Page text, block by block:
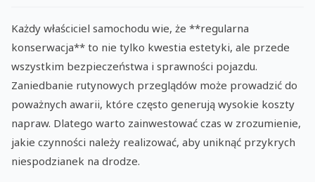
Każdy właściciel samochodu wie, że **regularna
konserwacja** to nie tylko kwestia estetyki, ale przede
wszystkim bezpieczeństwa i sprawności pojazdu.
Zaniedbanie rutynowych przeglądów może prowadzić do
poważnych awarii, które często generują wysokie koszty
napraw. Dlatego warto zainwestować czas w zrozumienie,
jakie czynności należy realizować, aby uniknąć przykrych
niespodzianek na drodze.